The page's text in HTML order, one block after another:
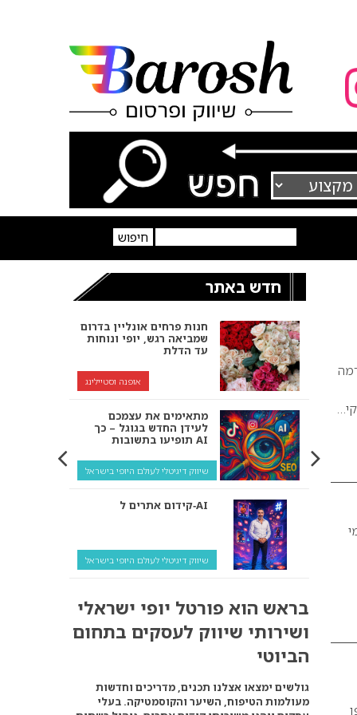
חדש באתר
חנות פרחים אונליין בדרום
שמביאה רגש, יופי ונוחות
עד הדלת
אופנה וסטיילינג
מתאימים את עצמכם
לעידן החדש בגוגל – כך
תופיעו בתשובות AI
שיווק דיגיטלי לעולם היופי בישראל
קידום אתרים ל‑AI
שיווק דיגיטלי לעולם היופי בישראל
ולמה העסק שלך צריך
להתאים את עצמו אליהם?
קידום ל‑AI לעומת קידום
רגיל: איפה הכסף נמצא
באמת?
בראש הוא פורטל יופי ישראלי
ושירותי שיווק לעסקים בתחום
הביוטי
גולשים ימצאו אצלנו תכנים, מדריכים וחדשות
מעולמות הטיפוח, השיער והקוסמטיקה. בעלי